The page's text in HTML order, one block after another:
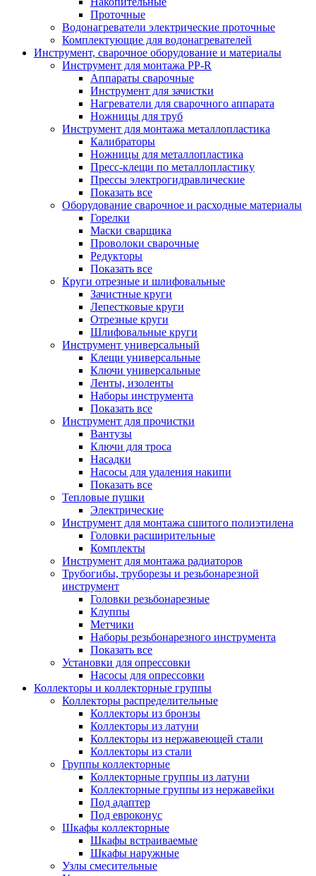
Проточные
Водонагреватели электрические проточные
Комплектующие для водонагревателей
Инструмент, сварочное оборудование и материалы
Инструмент для монтажа PP-R
Аппараты сварочные
Инструмент для зачистки
Нагреватели для сварочного аппарата
Ножницы для труб
Инструмент для монтажа металлопластика
Калибраторы
Ножницы для металлопластика
Пресс-клещи по металлопластику
Прессы электрогидравлические
Показать все
Оборудование сварочное и расходные материалы
Горелки
Маски сварщика
Проволоки сварочные
Редукторы
Показать все
Круги отрезные и шлифовальные
Зачистные круги
Лепестковые круги
Отрезные круги
Шлифовальные круги
Инструмент универсальный
Клещи универсальные
Ключи универсальные
Ленты, изоленты
Наборы инструмента
Показать все
Инструмент для прочистки
Вантузы
Ключи для троса
Насадки
Насосы для удаления накипи
Показать все
Тепловые пушки
Электрические
Инструмент для монтажа сшитого полиэтилена
Головки расширительные
Комплекты
Инструмент для монтажа радиаторов
Трубогибы, труборезы и резьбонарезной
инструмент
Головки резьбонарезные
Клуппы
Метчики
Наборы резьбонарезного инструмента
Показать все
Установки для опрессовки
Насосы для опрессовки
Коллекторы и коллекторные группы
Коллекторы распределительные
Коллекторы из бронзы
Коллекторы из латуни
Коллекторы из нержавеющей стали
Коллекторы из стали
Группы коллекторные
Коллекторные группы из латуни
Коллекторные группы из нержавейки
Под адаптер
Под евроконус
Шкафы коллекторные
Шкафы встраиваемые
Шкафы наружные
Узлы смесительные